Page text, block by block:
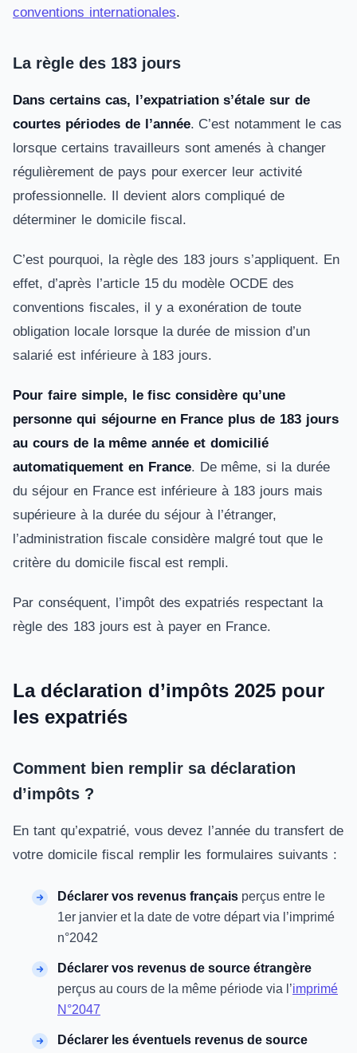
conventions internationales.
La règle des 183 jours
Dans certains cas, l’expatriation s’étale sur de
courtes périodes de l’année. C’est notamment le cas
lorsque certains travailleurs sont amenés à changer
régulièrement de pays pour exercer leur activité
professionnelle. Il devient alors compliqué de
déterminer le domicile fiscal.
C’est pourquoi, la règle des 183 jours s’appliquent. En
effet, d’après l’article 15 du modèle OCDE des
conventions fiscales, il y a exonération de toute
obligation locale lorsque la durée de mission d’un
salarié est inférieure à 183 jours.
Pour faire simple, le fisc considère qu’une
personne qui séjourne en France plus de 183 jours
au cours de la même année et domicilié
automatiquement en France. De même, si la durée
du séjour en France est inférieure à 183 jours mais
supérieure à la durée du séjour à l’étranger,
l’administration fiscale considère malgré tout que le
critère du domicile fiscal est rempli.
Par conséquent, l’impôt des expatriés respectant la
règle des 183 jours est à payer en France.
La déclaration d’impôts 2025 pour
les expatriés
Comment bien remplir sa déclaration
d’impôts ?
En tant qu’expatrié, vous devez l’année du transfert de
votre domicile fiscal remplir les formulaires suivants :
Déclarer vos revenus français perçus entre le
1er janvier et la date de votre départ via l’imprimé
n°2042
Déclarer vos revenus de source étrangère
perçus au cours de la même période via l’imprimé
N°2047
Déclarer les éventuels revenus de source